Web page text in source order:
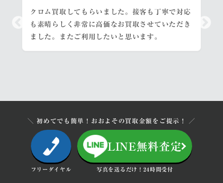
クロム買取してもらいました。接客も丁寧で対応
も素晴らしく非常に高価なお買取させていただき
ました。またご利用したいと思います。
＼ 初めてでも簡単！おおよその買取金額をご提示！ ／
フリーダイヤル
LINE無料査定
写真を送るだけ！24時間受付